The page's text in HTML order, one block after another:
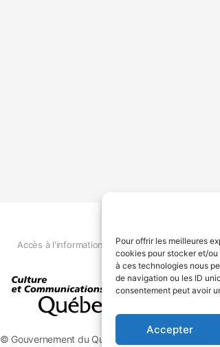
Pour offrir les meilleures
cookies pour stocker et/
à ces technologies nous
de navigation ou les ID
consentement peut avoir
Accepter
© Gouvernement du Québec, 2026
Accès à l'information Déclaration de